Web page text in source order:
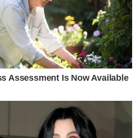
Assessment Is Now Available